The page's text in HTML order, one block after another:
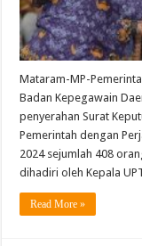
Mataram-MP-
Badan Kepegawain
penyerahan Surat
Pemerintah dengan
2024 sejumlah 408
dihadiri oleh Kepala
Read More »